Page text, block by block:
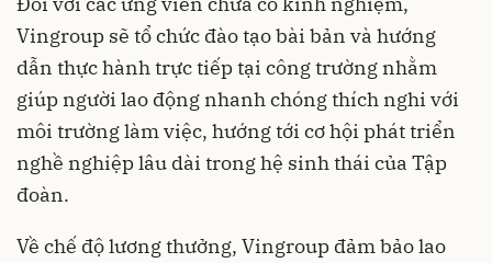
Vingroup sẽ tổ chức đào tạo bài bản và hướng
dẫn thực hành trực tiếp tại công trường nhằm
giúp người lao động nhanh chóng thích nghi với
môi trường làm việc, hướng tới cơ hội phát triển
nghề nghiệp lâu dài trong hệ sinh thái của Tập
đoàn.
Về chế độ lương thưởng, Vingroup đảm bảo lao